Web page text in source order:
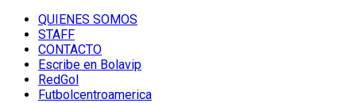
QUIENES SOMOS
STAFF
CONTACTO
Escribe en Bolavip
RedGol
Futbolcentroamerica